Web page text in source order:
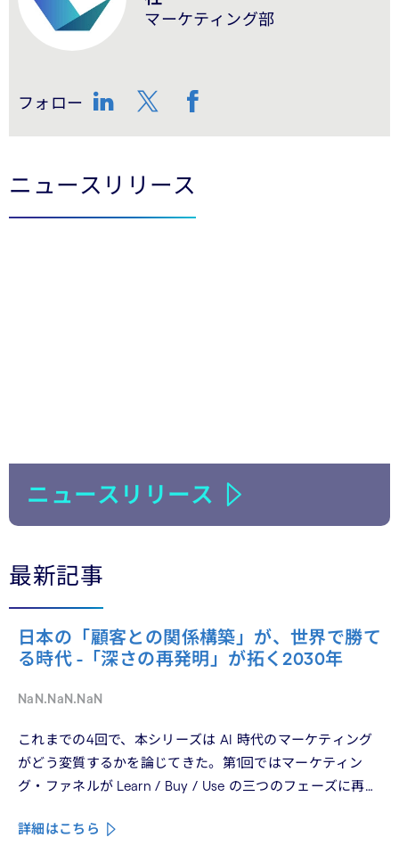
マーケティング部
フォロー
ニュースリリース
ニュースリリース
最新記事
日本の「顧客との関係構築」が、世界で勝て
る時代 -「深さの再発明」が拓く2030年
NaN.NaN.NaN
これまでの4回で、本シリーズは AI 時代のマーケティング
がどう変質するかを論じてきた。第1回ではマーケティン
グ・ファネルが Learn / Buy / Use の三つのフェーズに再構
パーソナライゼーションの罠を、第3回では Learn フェーズ
詳細はこちら